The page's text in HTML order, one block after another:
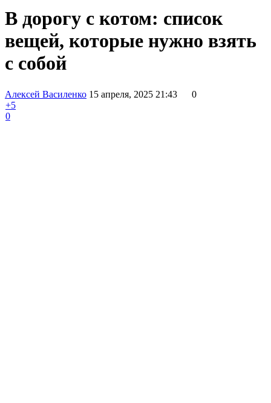
В дорогу с котом: список
вещей, которые нужно взять
с собой
Алексей Василенко 15 апреля, 2025 21:43
0
+5
0